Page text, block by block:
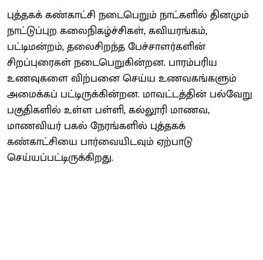
புத்தகக் கண்காட்சி நடைபெறும் நாட்களில் தினமும்
நாட்டுப்புற கலைநிகழ்ச்சிகள், கவியரங்கம்,
பட்டிமன்றம், தலைசிறந்த பேச்சாளர்களின்
சிறப்புரைகள் நடைபெறுகின்றன. பாரம்பரிய
உணவுகளை விற்பனை செய்ய உணவகங்களும்
அமைக்கப் பட்டிருக்கின்றன. மாவட்டத்தின் பல்வேறு
பகுதிகளில் உள்ள பள்ளி, கல்லூரி மாணவ,
மாணவியர் பகல் நேரங்களில் புத்தகக்
கண்காட்சியை பார்வையிடவும் ஏற்பாடு
செய்யப்பட்டிருக்கிறது.